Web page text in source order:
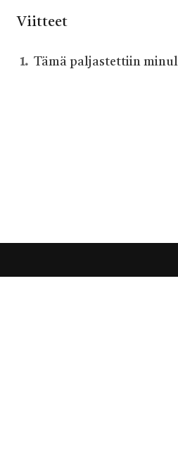
Viitteet
Tämä paljastettiin